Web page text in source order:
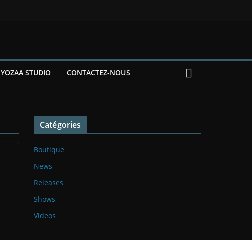
YOZAA STUDIO CONTACTEZ-NOUS
Catégories
Boutique
News
Releases
Shows
Videos